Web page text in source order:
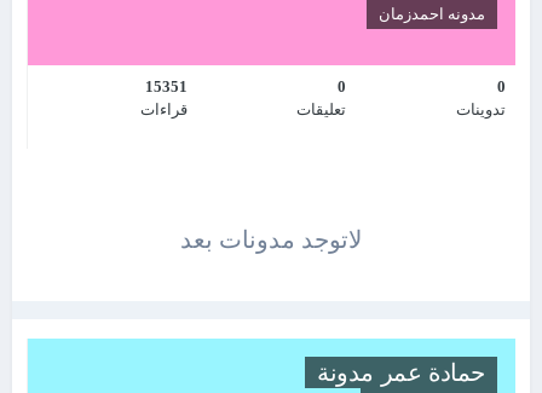
مدونه احمدزمان
0
تدوينات
0
تعليقات
15351
قراءات
لاتوجد مدونات بعد
حمادة عمر مدونة